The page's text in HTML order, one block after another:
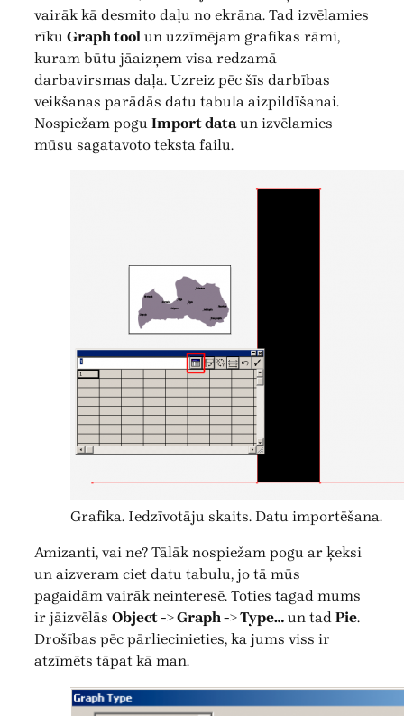
vairāk kā desmito daļu no ekrāna. Tad izvēlamies
rīku Graph tool un uzzīmējam grafikas rāmi,
kuram būtu jāaizņem visa redzamā
darbavirsmas daļa. Uzreiz pēc šīs darbības
veikšanas parādās datu tabula aizpildīšanai.
Nospiežam pogu Import dataun izvēlamies
mūsu sagatavoto teksta failu.
Grafika. Iedzīvotāju skaits. Datu importēšana.
Amizanti, vai ne? Tālāk nospiežam pogu ar ķeksi
un aizveram ciet datu tabulu, jo tā mūs
pagaidām vairāk neinteresē. Toties tagad mums
ir jāizvēlās Object -> Graph -> Type… un tad Pie.
Drošības pēc pārliecinieties, ka jums viss ir
atzīmēts tāpat kā man.